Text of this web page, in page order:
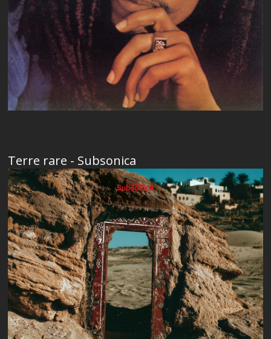
Terre rare - Subsonica